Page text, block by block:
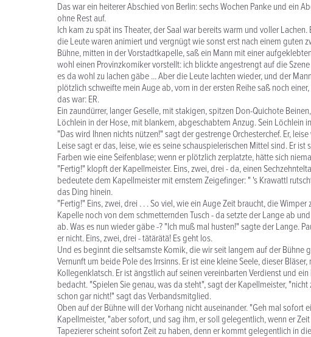
Das war ein heiterer Abschied von Berlin: sechs Wochen Panke und ein
ohne Rest auf.
Ich kam zu spät ins Theater, der Saal war bereits warm und voller
die Leute waren animiert und vergnügt wie sonst erst nach einem guten
Bühne, mitten in der Vorstadtkapelle, saß ein Mann mit einer
wohl einen Provinzkomiker vorstellt: ich blickte angestrengt auf die
es da wohl zu lachen gäbe ... Aber die Leute lachten wieder, und der
plötzlich schweifte mein Auge ab, vorn in der ersten Reihe saß noch
das war: ER.
Ein zaundürrer, langer Geselle, mit stakigen, spitzen Don-Quichote
Löchlein in der Hose, mit blankem, abgeschabtem Anzug. Sein Löchlein
"Das wird Ihnen nichts nützen!" sagt der gestrenge Orchesterchef. Er,
Leise sagt er das, leise, wie es seine schauspielerischen Mittel sind. Er
Farben wie eine Seifenblase; wenn er plötzlich zerplatzte, hätte sich
"Fertig!" klopft der Kapellmeister. Eins, zwei, drei - da, einen
bedeutete dem Kapellmeister mit ernstem Zeigefinger: " 's Krawattl
das Ding hinein.
"Fertig!" Eins, zwei, drei . . . So viel, wie ein Auge Zeit braucht, die
Kapelle noch von dem schmetternden Tusch - da setzte der Lange ab
ab. Was es nun wieder gäbe -? "Ich muß mal husten!" sagte der Lange.
er nicht. Eins, zwei, drei - tätärätä! Es geht los.
Und es beginnt die seltsamste Komik, die wir seit langem auf der Bühne
Vernunft um beide Pole des Irrsinns. Er ist eine kleine Seele, dieser
Kollegenklatsch. Er ist ängstlich auf seinen vereinbarten Verdienst und
bedacht. "Spielen Sie genau, was da steht", sagt der Kapellmeister,
schon gar nicht!" sagt das Verbandsmitglied.
Oben auf der Bühne will der Vorhang nicht auseinander. "Geh mal sofort
Kapellmeister, "aber sofort, und sag ihm, er soll gelegentlich, wenn er
Tapezierer scheint sofort Zeit zu haben, denn er kommt gelegentlich in